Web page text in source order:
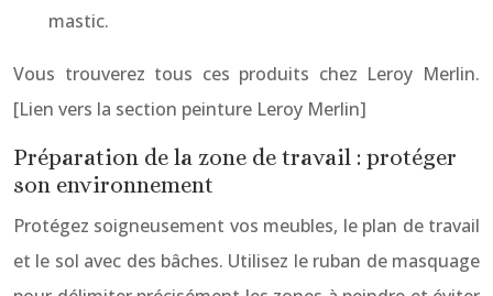
mastic.
Vous trouverez tous ces produits chez Leroy Merlin.
[Lien vers la section peinture Leroy Merlin]
Préparation de la zone de travail : protéger
son environnement
Protégez soigneusement vos meubles, le plan de travail
et le sol avec des bâches. Utilisez le ruban de masquage